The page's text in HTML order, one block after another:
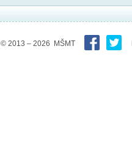
© 2013 – 2026 MŠMT